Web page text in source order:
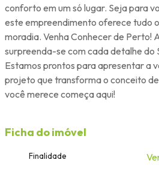
conforto em um só lugar. Seja para
este empreendimento oferece tudo
moradia. Venha Conhecer de Perto!
surpreenda-se com cada detalhe do
Estamos prontos para apresentar a
projeto que transforma o conceito
você merece começa aqui!
Ficha do imóvel
Finalidade